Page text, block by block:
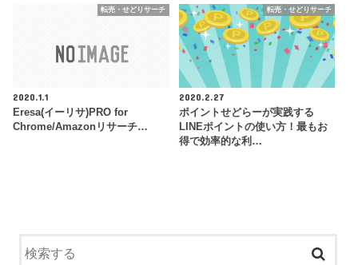
転売・せどりサーチ
2020.1.1
Eresa(イーリサ)PRO for
Chrome/Amazonリサーチ…
転売・せどりサーチ
2020.2.27
ポイントせどらーが実践する
LINEポイントの使い方！最もお
得で効率的な利…